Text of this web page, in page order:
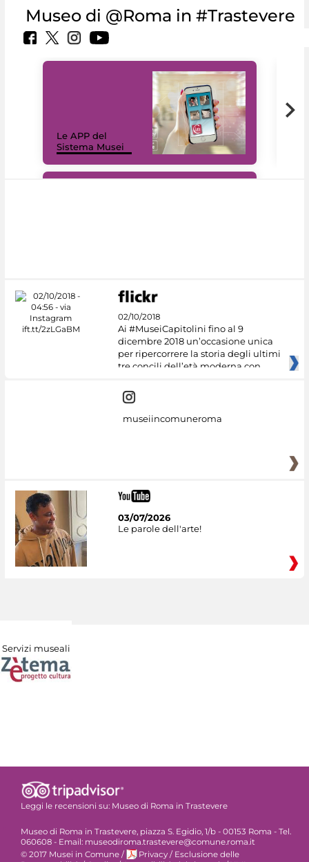
Museo di @Roma in #Trastevere
Le APP del
Sistema Musei
02/10/2018
Ai #MuseiCapitolini fino al 9
dicembre 2018 un’occasione unica
per ripercorrere la storia degli ultimi
tre concili dell’età moderna con
museiincomuneroma
03/07/2026
Le parole dell'arte!
Servizi museali
Leggi le recensioni su: Museo di Roma in Trastevere
Museo di Roma in Trastevere, piazza S. Egidio, 1/b - 00153 Roma - Tel.
060608 - Email: museodiroma.trastevere@comune.roma.it
© 2017 Musei in Comune / Privacy / Esclusione delle